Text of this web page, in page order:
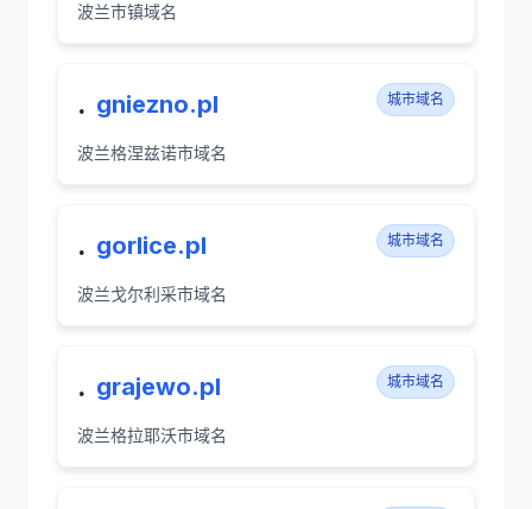
波兰市镇域名
. gniezno.pl 城市域名
波兰格涅兹诺市域名
. gorlice.pl 城市域名
波兰戈尔利采市域名
. grajewo.pl 城市域名
波兰格拉耶沃市域名